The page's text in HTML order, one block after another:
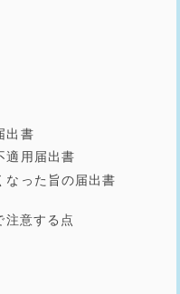
出書
適用届出書
なった旨の届出書
意する点